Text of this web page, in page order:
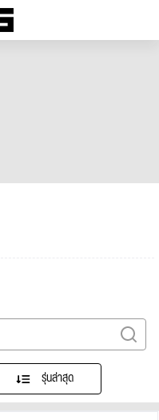
รุ่นล่าสุด